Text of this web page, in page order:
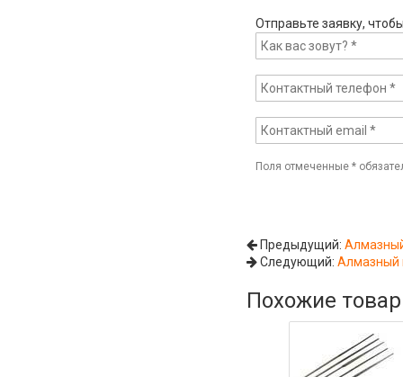
Отправьте заявку,
Поля отмеченные*
Предыдущий:
Следующий:Алмазный
Похожие